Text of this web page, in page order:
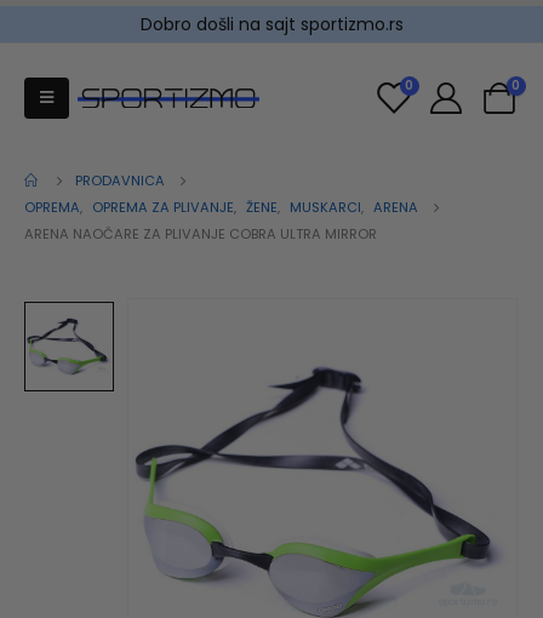
Dobro došli na sajt sportizmo.rs
0 0
PRODAVNICA
OPREMA, OPREMA ZA PLIVANJE, ŽENE, MUSKARCI, ARENA
ARENA NAOČARE ZA PLIVANJE COBRA ULTRA MIRROR